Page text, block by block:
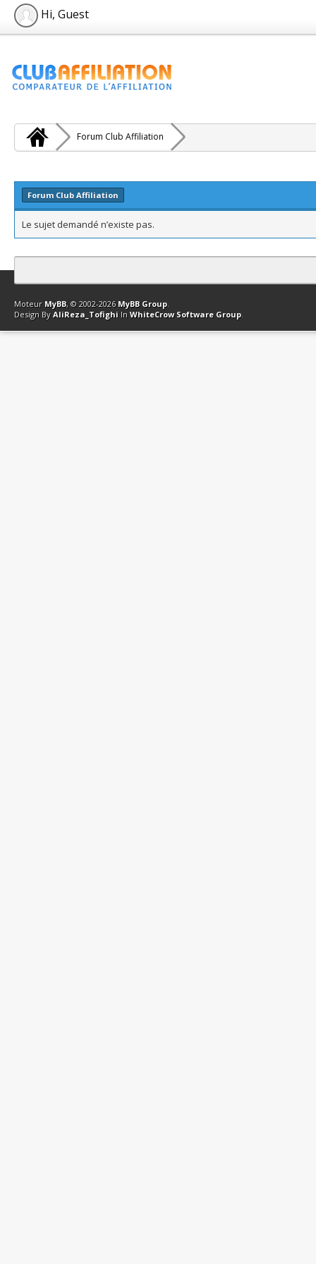
Hi, Guest
Forum Club Affiliation
Forum Club Affiliation
Le sujet demandé n’existe pas.
Contact Club Affiliation Retourner en haut Version bas-débit
Moteur MyBB, © 2002-2026 MyBB Group.
Design By AliReza_Tofighi In WhiteCrow Software Group.